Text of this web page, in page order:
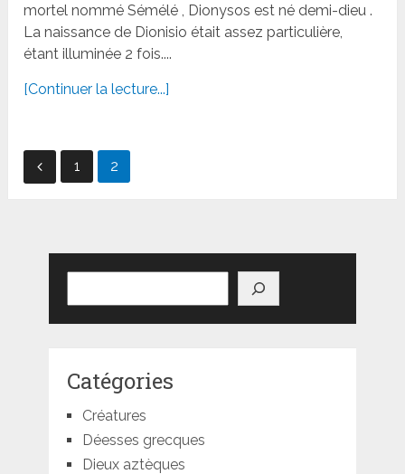
mortel nommé Sémélé , Dionysos est né demi-dieu .
La naissance de Dionisio était assez particulière,
étant illuminée 2 fois....
[Continuer la lecture...]
Pagination
des
1 2
Catégories
Créatures
Déesses grecques
Dieux aztèques